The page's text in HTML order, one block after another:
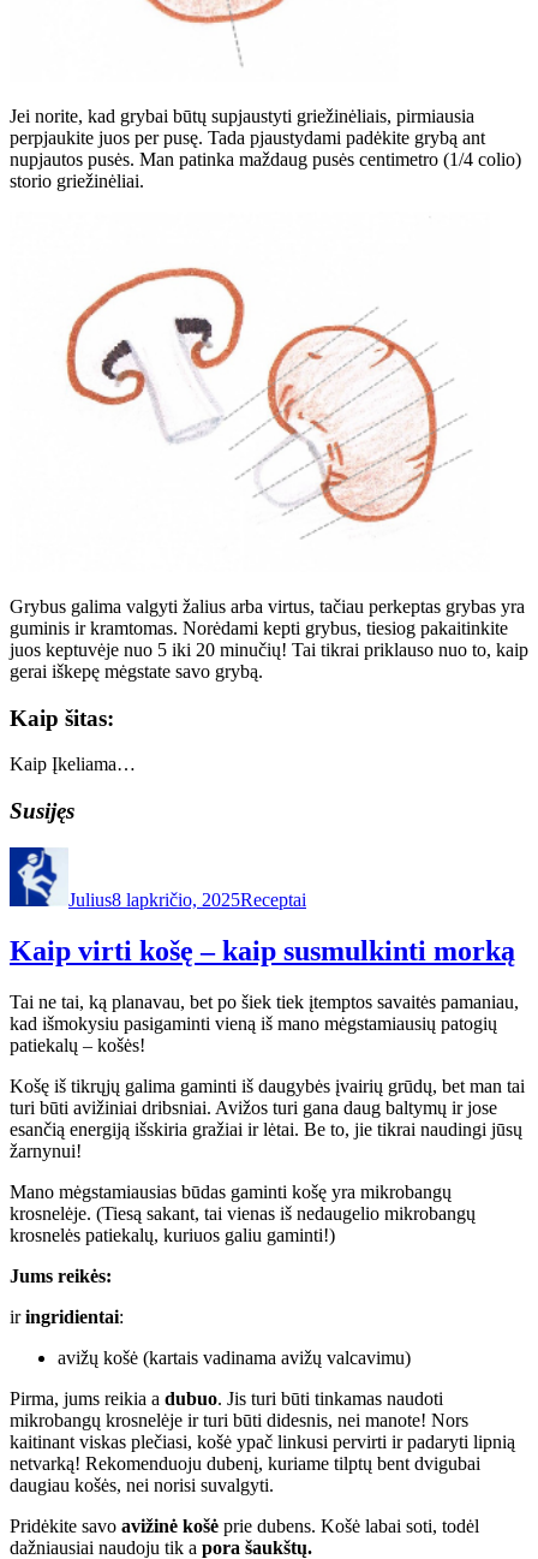
Jei norite, kad grybai būtų supjaustyti griežinėliais, pirmiausia
perpjaukite juos per pusę. Tada pjaustydami padėkite grybą ant
nupjautos pusės. Man patinka maždaug pusės centimetro (1/4 colio)
storio griežinėliai.
Grybus galima valgyti žalius arba virtus, tačiau perkeptas grybas yra
guminis ir kramtomas. Norėdami kepti grybus, tiesiog pakaitinkite
juos keptuvėje nuo 5 iki 20 minučių! Tai tikrai priklauso nuo to, kaip
gerai iškepę mėgstate savo grybą.
Kaip šitas:
Kaip Įkeliama…
Susijęs
Julius8 lapkričio, 2025Receptai
Kaip virti košę – kaip susmulkinti morką
Tai ne tai, ką planavau, bet po šiek tiek įtemptos savaitės pamaniau,
kad išmokysiu pasigaminti vieną iš mano mėgstamiausių patogių
patiekalų – košės!
Košę iš tikrųjų galima gaminti iš daugybės įvairių grūdų, bet man tai
turi būti avižiniai dribsniai. Avižos turi gana daug baltymų ir jose
esančią energiją išskiria gražiai ir lėtai. Be to, jie tikrai naudingi jūsų
žarnynui!
Mano mėgstamiausias būdas gaminti košę yra mikrobangų
krosnelėje. (Tiesą sakant, tai vienas iš nedaugelio mikrobangų
krosnelės patiekalų, kuriuos galiu gaminti!)
Jums reikės:
iringridientai:
avižų košė (kartais vadinama avižų valcavimu)
Pirma, jums reikia a dubuo. Jis turi būti tinkamas naudoti
mikrobangų krosnelėje ir turi būti didesnis, nei manote! Nors
kaitinant viskas plečiasi, košė ypač linkusi pervirti ir padaryti lipnią
netvarką! Rekomenduoju dubenį, kuriame tilptų bent dvigubai
daugiau košės, nei norisi suvalgyti.
Pridėkite savo avižinė košė prie dubens. Košė labai soti, todėl
dažniausiai naudoju tik a pora šaukštų.